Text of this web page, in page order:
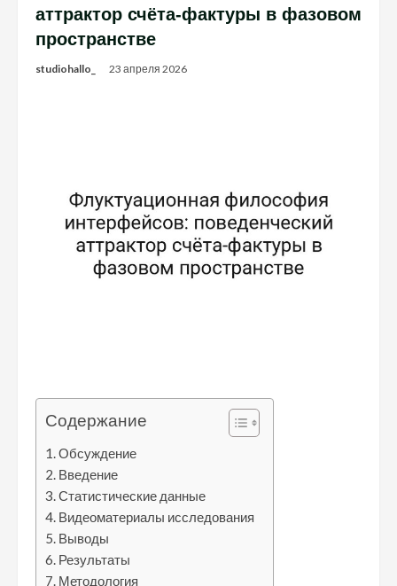
аттрактор счёта-фактуры в фазовом
пространстве
studiohallo_ 23 апреля 2026
Содержание
Обсуждение
Введение
Статистические данные
Видеоматериалы исследования
Выводы
Результаты
Методология